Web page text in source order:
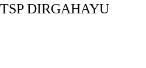
DIRGAHAYU